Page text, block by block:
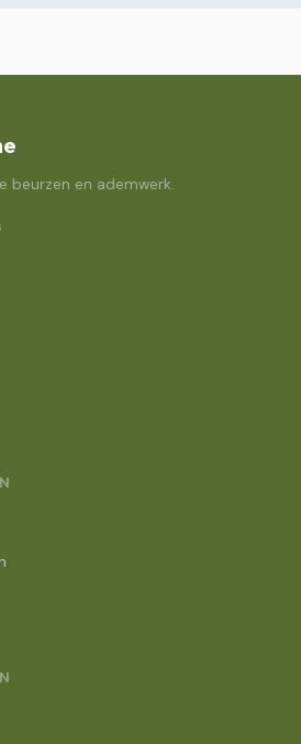
beurzen en ademwerk.